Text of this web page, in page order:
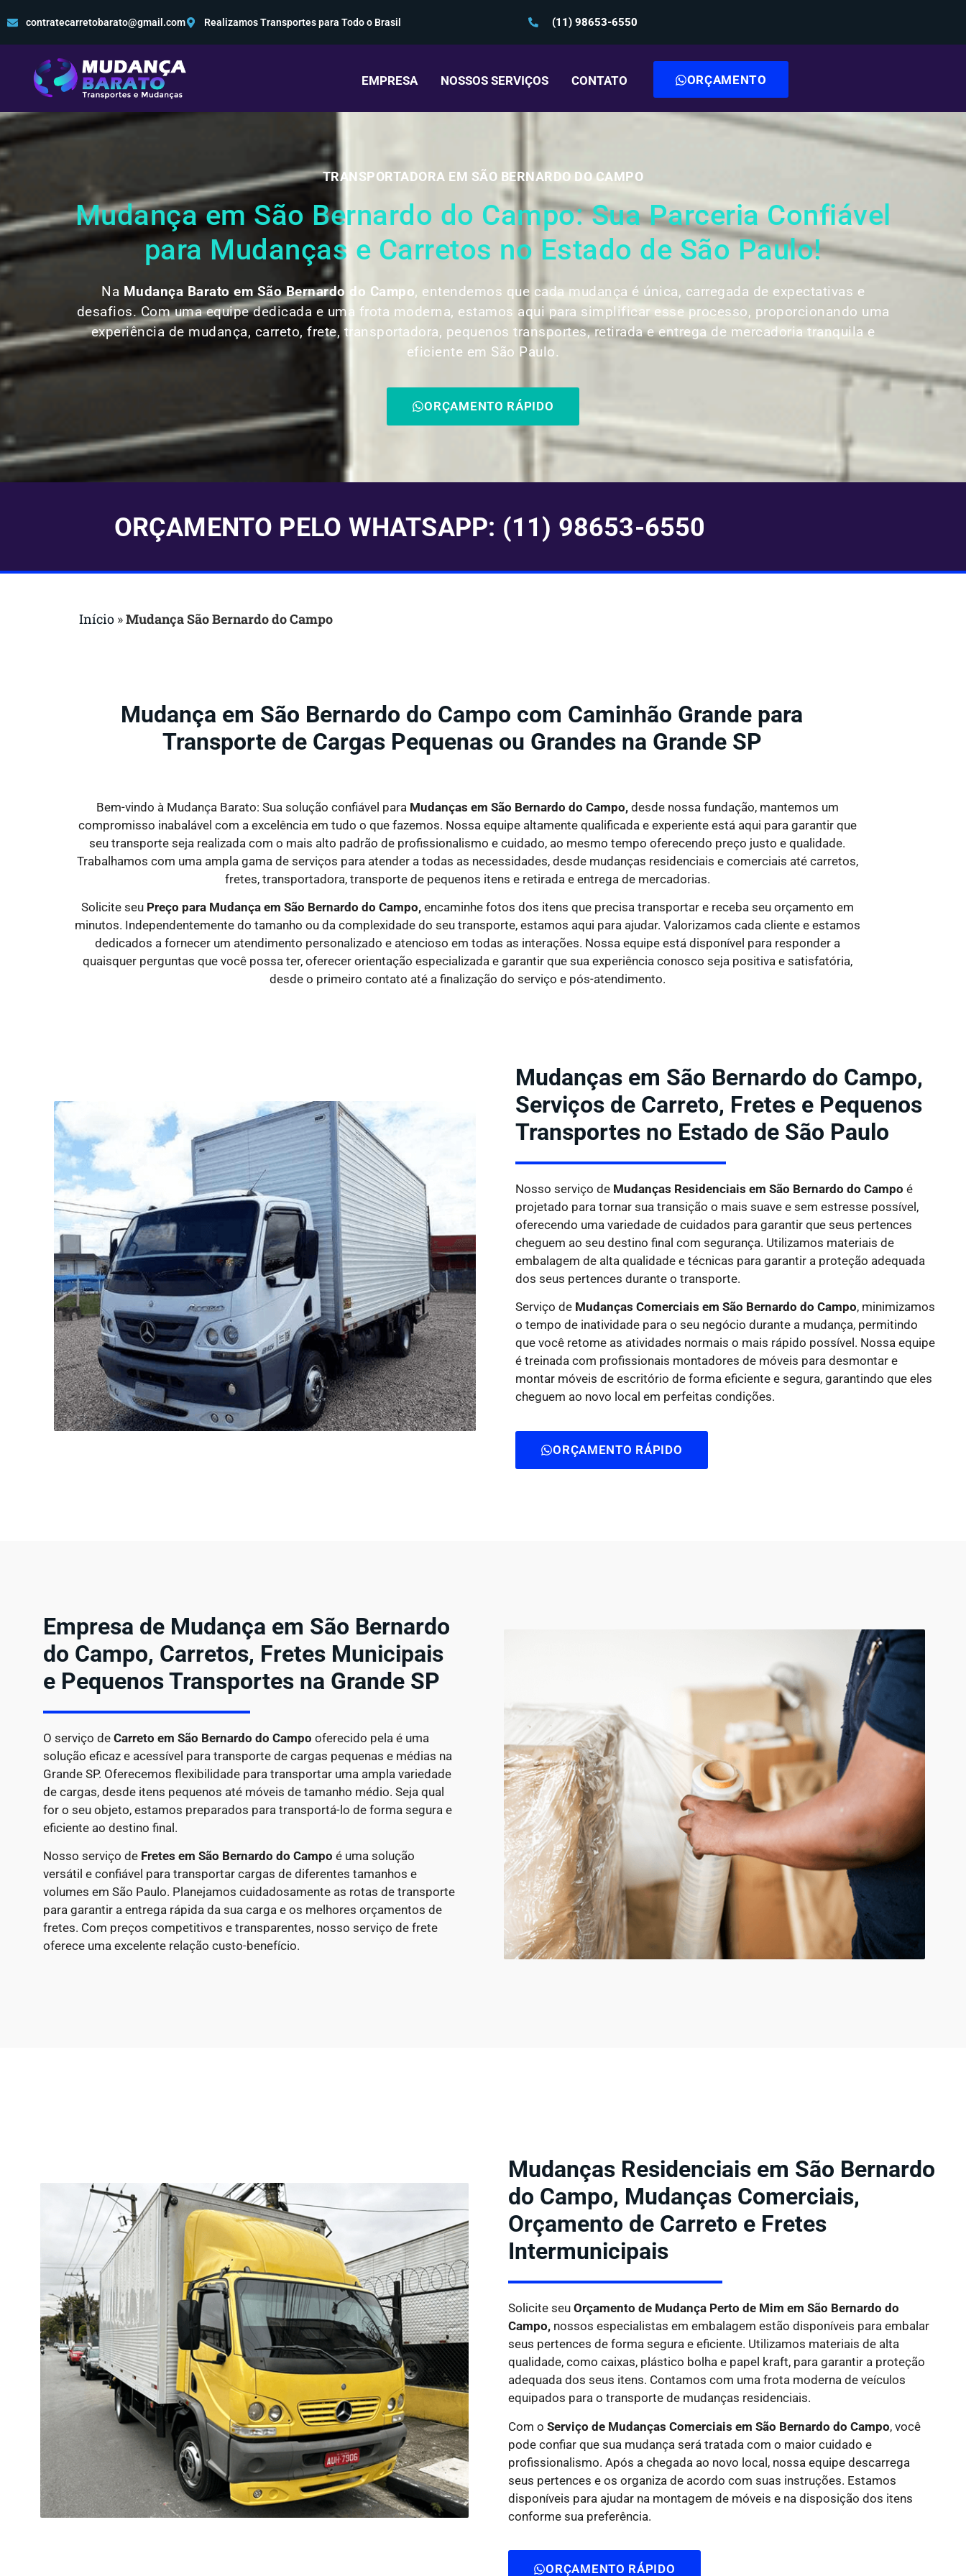
contratecarretobarato@gmail.com Realizamos Transportes para Todo o Brasil (11) 98653-6550
EMPRESA NOSSOS SERVIÇOS CONTATO ORÇAMENTO
TRANSPORTADORA EM SÃO BERNARDO DO CAMPO
Mudança em São Bernardo do Campo: Sua Parceria Confiável
para Mudanças e Carretos no Estado de São Paulo!
Na Mudança Barato em São Bernardo do Campo, entendemos que cada mudança é única, carregada de expectativas e
desafios. Com uma equipe dedicada e uma frota moderna, estamos aqui para simplificar esse processo, proporcionando uma
experiência de mudança, carreto, frete, transportadora, pequenos transportes, retirada e entrega de mercadoria tranquila e
eficiente em São Paulo.
ORÇAMENTO RÁPIDO
ORÇAMENTO PELO WHATSAPP: (11) 98653-6550
Início »Mudança São Bernardo do Campo
Mudança em São Bernardo do Campo com Caminhão Grande para
Transporte de Cargas Pequenas ou Grandes na Grande SP
Bem-vindo à Mudança Barato: Sua solução confiável paraMudanças em São Bernardo do Campo,desde nossa fundação, mantemos um
compromisso inabalável com a excelência em tudo o que fazemos. Nossa equipe altamente qualificada e experiente está aqui para garantir que
seu transporte seja realizada com o mais alto padrão de profissionalismo e cuidado, ao mesmo tempo oferecendo preço justo e qualidade.
Trabalhamos com uma ampla gama de serviços para atender a todas as necessidades, desde mudanças residenciais e comerciais até carretos,
fretes, transportadora, transporte de pequenos itens e retirada e entrega de mercadorias.
Solicite seu Preço para Mudança em São Bernardo do Campo,encaminhe fotos dos itens que precisa transportar e receba seu orçamento em
minutos. Independentemente do tamanho ou da complexidade do seu transporte, estamos aqui para ajudar. Valorizamos cada cliente e estamos
dedicados a fornecer um atendimento personalizado e atencioso em todas as interações. Nossa equipe está disponível para responder a
quaisquer perguntas que você possa ter, oferecer orientação especializada e garantir que sua experiência conosco seja positiva e satisfatória,
desde o primeiro contato até a finalização do serviço e pós-atendimento.
Mudanças em São Bernardo do Campo,
Serviços de Carreto, Fretes e Pequenos
Transportes no Estado de São Paulo
Nosso serviço de Mudanças Residenciais em São Bernardo do Campo é
projetado para tornar sua transição o mais suave e sem estresse possível,
oferecendo uma variedade de cuidados para garantir que seus pertences
cheguem ao seu destino final com segurança. Utilizamos materiais de
embalagem de alta qualidade e técnicas para garantir a proteção adequada
dos seus pertences durante o transporte.
Serviço de Mudanças Comerciais em São Bernardo do Campo, minimizamos
o tempo de inatividade para o seu negócio durante a mudança, permitindo
que você retome as atividades normais o mais rápido possível. Nossa equipe
é treinada com profissionais montadores de móveis para desmontar e
montar móveis de escritório de forma eficiente e segura, garantindo que eles
cheguem ao novo local em perfeitas condições.
ORÇAMENTO RÁPIDO
Empresa de Mudança em São Bernardo
do Campo, Carretos, Fretes Municipais
e Pequenos Transportes na Grande SP
O serviço de Carreto em São Bernardo do Campo oferecido pela é uma
solução eficaz e acessível para transporte de cargas pequenas e médias na
Grande SP. Oferecemos flexibilidade para transportar uma ampla variedade
de cargas, desde itens pequenos até móveis de tamanho médio. Seja qual
for o seu objeto, estamos preparados para transportá-lo de forma segura e
eficiente ao destino final.
Nosso serviço de Fretes em São Bernardo do Campo é uma solução
versátil e confiável para transportar cargas de diferentes tamanhos e
volumes em São Paulo. Planejamos cuidadosamente as rotas de transporte
para garantir a entrega rápida da sua carga e os melhores orçamentos de
fretes. Com preços competitivos e transparentes, nosso serviço de frete
oferece uma excelente relação custo-benefício.
Mudanças Residenciais em São Bernardo
do Campo, Mudanças Comerciais,
Orçamento de Carreto e Fretes
Intermunicipais
Solicite seuOrçamento de Mudança Perto de Mim em São Bernardo do
Campo, nossos especialistas em embalagem estão disponíveis para embalar
seus pertences de forma segura e eficiente. Utilizamos materiais de alta
qualidade, como caixas, plástico bolha e papel kraft, para garantir a proteção
adequada dos seus itens. Contamos com uma frota moderna de veículos
equipados para o transporte de mudanças residenciais.
Com oServiço de Mudanças Comerciais em São Bernardo do Campo, você
pode confiar que sua mudança será tratada com o maior cuidado e
profissionalismo. Após a chegada ao novo local, nossa equipe descarrega
seus pertences e os organiza de acordo com suas instruções. Estamos
disponíveis para ajudar na montagem de móveis e na disposição dos itens
conforme sua preferência.
ORÇAMENTO RÁPIDO